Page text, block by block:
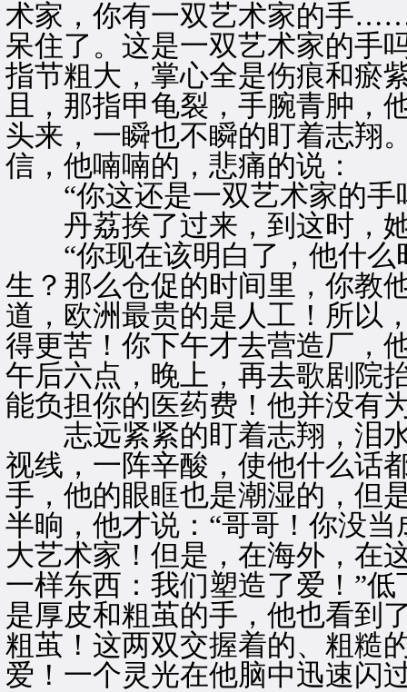
术家，你有一双艺术家的手
呆住了。这是一双艺术家的手
指节粗大，掌心全是伤痕和瘀
且，那指甲龟裂，手腕青肿，
头来，一瞬也不瞬的盯着志翔
信，他喃喃的，悲痛的说：
“你这还是一双艺术家的手
丹荔挨了过来，到这时，她
“你现在该明白了，他什么
生？那么仓促的时间里，你教
道，欧洲最贵的是人工！所以
得更苦！你下午才去营造厂，
午后六点，晚上，再去歌剧院
能负担你的医药费！他并没有
志远紧紧的盯着志翔，泪水
视线，一阵辛酸，使他什么话
手，他的眼眶也是潮湿的，但
半晌，他才说：“哥哥！你没
大艺术家！但是，在海外，在
一样东西：我们塑造了爱！”
是厚皮和粗茧的手，他也看到
粗茧！这两双交握着的、粗糙
爱！一个灵光在他脑中迅速闪